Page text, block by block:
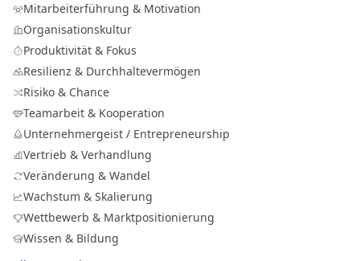
Mitarbeiterführung & Motivation
Organisationskultur
Produktivität & Fokus
Resilienz & Durchhaltevermögen
Risiko & Chance
Teamarbeit & Kooperation
Unternehmergeist / Entrepreneurship
Vertrieb & Verhandlung
Veränderung & Wandel
Wachstum & Skalierung
Wettbewerb & Marktpositionierung
Wissen & Bildung